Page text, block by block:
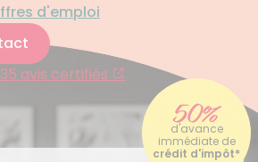
d'emploi
35 avis certifiés
50%
d'avance
immédiate de
crédit d'impôt*